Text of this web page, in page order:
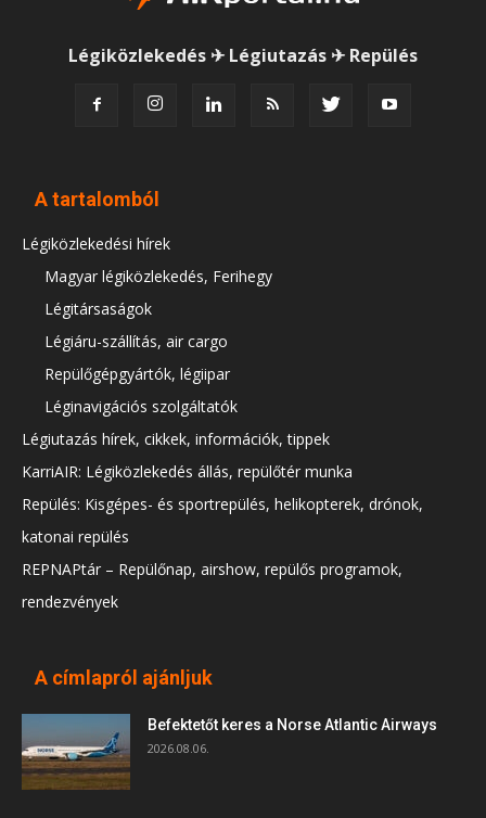
Légiközlekedés ✈ Légiutazás ✈ Repülés
A tartalomból
Légiközlekedési hírek
Magyar légiközlekedés, Ferihegy
Légitársaságok
Légiáru-szállítás, air cargo
Repülőgépgyártók, légiipar
Léginavigációs szolgáltatók
Légiutazás hírek, cikkek, információk, tippek
KarriAIR: Légiközlekedés állás, repülőtér munka
Repülés: Kisgépes- és sportrepülés, helikopterek, drónok,
katonai repülés
REPNAPtár – Repülőnap, airshow, repülős programok,
rendezvények
A címlapról ajánljuk
Befektetőt keres a Norse Atlantic Airways
2026.08.06.